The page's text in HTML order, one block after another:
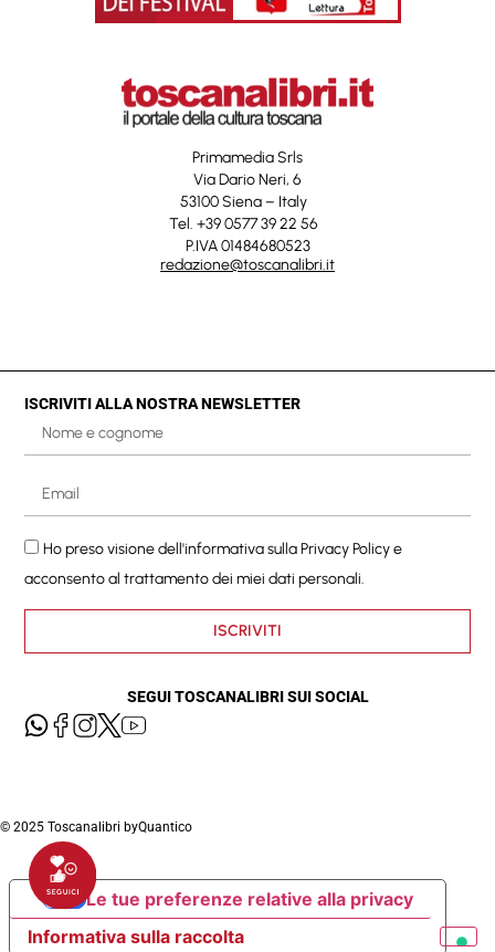
Primamedia Srls
Via Dario Neri, 6
53100 Siena – Italy
Tel. +39 0577 39 22 56
P.IVA 01484680523
redazione@toscanalibri.it
ISCRIVITI ALLA NOSTRA NEWSLETTER
Ho preso visione dell'informativa sullaPrivacy Policye
acconsento al trattamento dei miei dati personali.
ISCRIVITI
SEGUI TOSCANALIBRI SUI SOCIAL
© 2025 Toscanalibri byQuantico
Informativa sulla raccolta
Le tue preferenze relative alla privacy